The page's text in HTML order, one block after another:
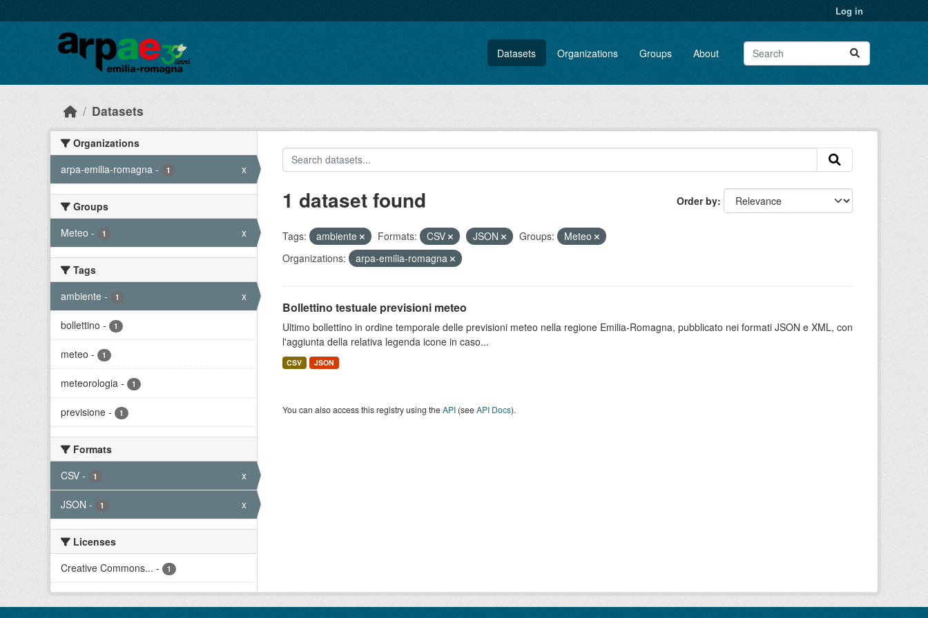
Log in
Datasets Organizations Groups About
Datasets
Organizations
arpa-emilia-romagna - 1 x
Groups
Meteo - 1 x
Tags
ambiente - 1 x
bollettino - 1
meteo - 1
meteorologia - 1
previsione - 1
Formats
CSV - 1 x
JSON - 1 x
Licenses
Creative Commons... - 1
Order by
1 dataset found
Tags: ambiente Formats: CSV JSON Groups:
Meteo
Organizations:
arpa-emilia-romagna
Bollettino testuale previsioni meteo
Ultimo bollettino in ordine temporale delle previsioni meteo nella regione Emilia-Romagna, pubblicato nei formati JSON e XML, con
l'aggiunta della relativa legenda icone in caso...
CSV JSON
You can also access this registry using theAPI(seeAPI Docs).